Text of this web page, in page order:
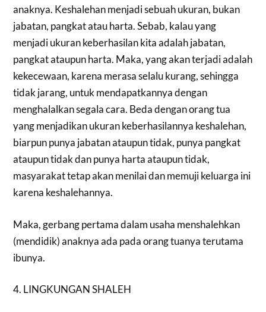
anaknya. Keshalehan menjadi sebuah ukuran, bukan
jabatan, pangkat atau harta. Sebab, kalau yang
menjadi ukuran keberhasilan kita adalah jabatan,
pangkat ataupun harta. Maka, yang akan terjadi adalah
kekecewaan, karena merasa selalu kurang, sehingga
tidak jarang, untuk mendapatkannya dengan
menghalalkan segala cara. Beda dengan orang tua
yang menjadikan ukuran keberhasilannya keshalehan,
biarpun punya jabatan ataupun tidak, punya pangkat
ataupun tidak dan punya harta ataupun tidak,
masyarakat tetap akan menilai dan memuji keluarga ini
karena keshalehannya.
Maka, gerbang pertama dalam usaha menshalehkan
(mendidik) anaknya ada pada orang tuanya terutama
ibunya.
4. LINGKUNGAN SHALEH